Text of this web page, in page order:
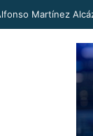
a proceso al «R1»